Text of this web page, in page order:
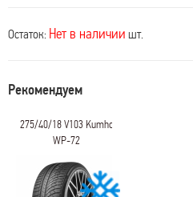
Остаток: Нет в наличии шт.
Рекомендуем
275/40/18 V103 Kumho
WP-72